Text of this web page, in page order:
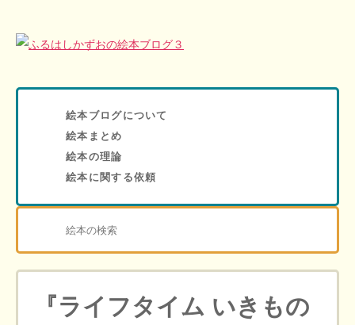
絵本ブログについて
絵本まとめ
絵本の理論
絵本に関する依頼
『ライフタイム いきもの